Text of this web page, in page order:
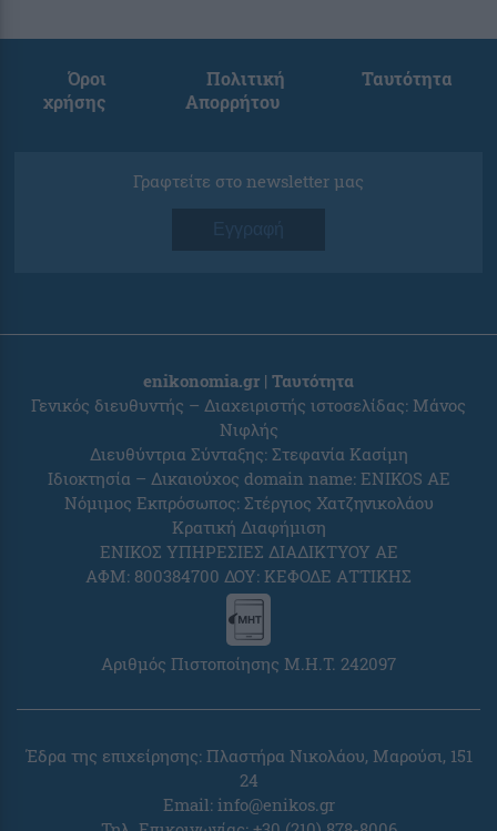
Όροι
χρήσης
Πολιτική
Απορρήτου
Ταυτότητα
Γραφτείτε στο newsletter μας
Εγγραφή
enikonomia.gr | Ταυτότητα
Γενικός διευθυντής – Διαχειριστής ιστοσελίδας: Μάνος
Νιφλής
Διευθύντρια Σύνταξης: Στεφανία Κασίμη
Ιδιοκτησία – Δικαιούχος domain name: ENIKOS AE
Νόμιμος Εκπρόσωπος: Στέργιος Χατζηνικολάου
Κρατική Διαφήμιση
ΕΝΙΚΟΣ ΥΠΗΡΕΣΙΕΣ ΔΙΑΔΙΚΤΥΟΥ ΑΕ
ΑΦΜ: 800384700 ΔΟΥ: ΚΕΦΟΔΕ ΑΤΤΙΚΗΣ
Αριθμός Πιστοποίησης Μ.Η.Τ. 242097
Έδρα της επιχείρησης: Πλαστήρα Νικολάου, Μαρούσι, 151
24
Email: info@enikos.gr